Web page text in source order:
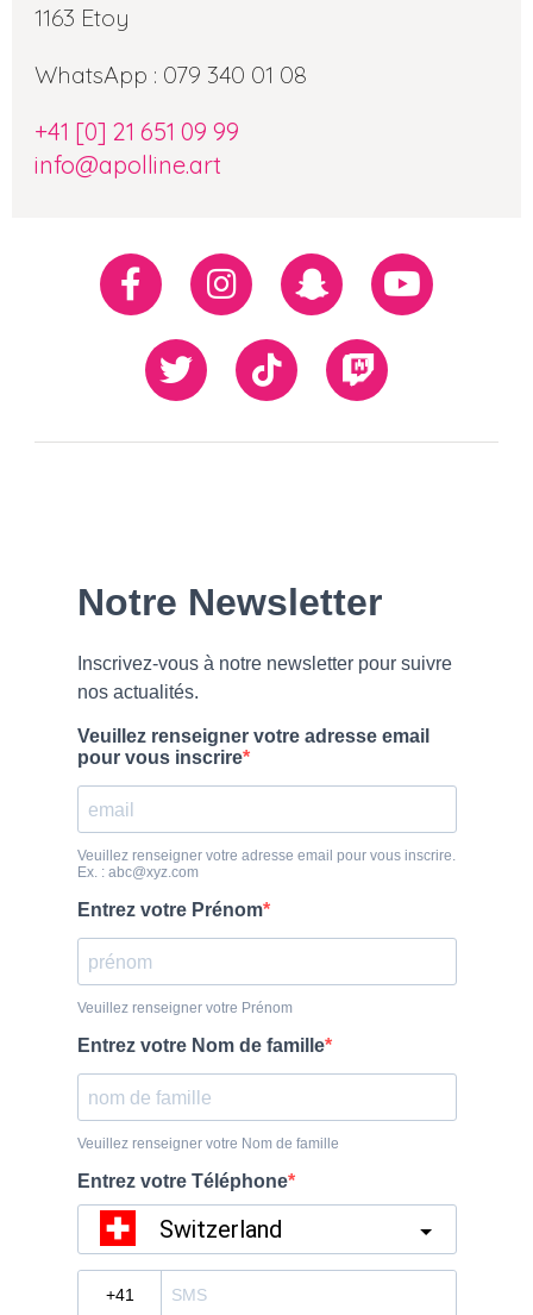
1163 Etoy
WhatsApp : 079 340 01 08
+41 [0] 21 651 09 99
info@apolline.art
Réseaux
sociaux
FacebookInstagramSnapchatYoutube
Twiiter TikTok Twitch